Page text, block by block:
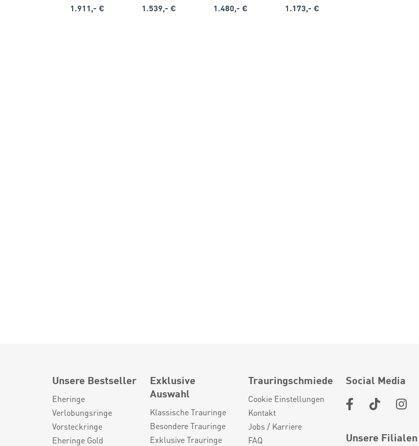
1.911,- € 1.539,- € 1.480,- € 1.173,- €
Unsere Bestseller
Eheringe
Verlobungsringe
Vorsteckringe
Eheringe Gold
Exklusive
Auswahl
Klassische Trauringe
Besondere Trauringe
Exklusive Trauringe
Trauringschmiede
Cookie Einstellungen
Kontakt
Jobs / Karriere
FAQ
Social Media
Unsere Filialen